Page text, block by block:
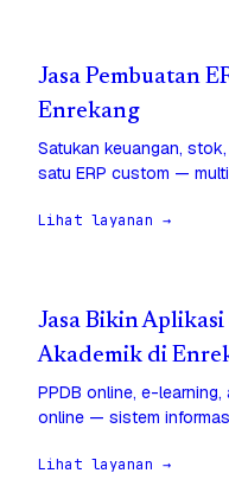
Jasa Pembuatan
Enrekang
Satukan keuangan,
satu ERP custom —
Lihat layanan →
Jasa Bikin
Akademik di
PPDB online, e-
online — sistem
Lihat layanan →